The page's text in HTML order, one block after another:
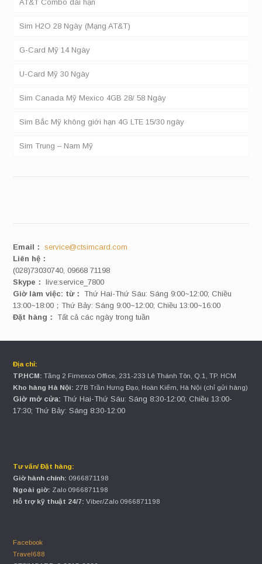
AT&T Combo dài hạn
Sim H2O 28 Ngày (Mạng AT&T)
G-Card Mỹ 14 Ngày
U-Card Mỹ 30 Ngày
Sim Canada Mỹ Mexico 4GB 28/ 58 Ngày
Sim Bắc Mỹ không giới hạn 4G LTE 15/30 ngày
Sim Trung – Nam Mỹ
Email：
service@ctsimcard.com
Liên hệ：
(028)73030740, 09668 71198
Skype： live:service_7800
Giờ làm việc: từ： Thứ Hai-Thứ Sáu: Sáng 9:00~12:00; Chiều
13:00~18:00；Thứ Bảy: Sáng 9:00~12:00; Chiều 13:00~16:00
Đặt hàng： Tất cả các ngày trong tuần
Địa chỉ:
TP.HCM:Tầng 2 Fimexco Office, 231-233 Lê Thánh Tôn, Q.1, TP. HCM
Kho hàng Hà Nội: 27B Trần Hưng Đạo, Hoàn Kiếm, Hà Nội (chỉ gửi hàng)
Giờ mở cửa: Thứ Hai-Thứ Sáu: Sáng 8:30-12:00; Chiều 13:00-
17:30; Thứ Bảy: Sáng 8:30-12:00
Tư vấn/ Đặt hàng:
Giờ hành chính: 0966871198
Ngoài giờ: Zalo 0966871198
Hỗ trợ kỹ thuật 24/7:Viber/Zalo 0966871198
Facebook
Travel688